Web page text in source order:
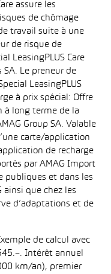
assure les
de chômage
travail suite à une
de risque de
LeasingPLUS Care
SA. Le preneur de
LeasingPLUS
à prix spécial: Offre
à long terme de la
Group SA. Valable
carte/application
de recharge
par AMAG Import
publiques et dans les
ainsi que chez les
d’adaptations et de
de calcul avec
Intérêt annuel
km/an), premier